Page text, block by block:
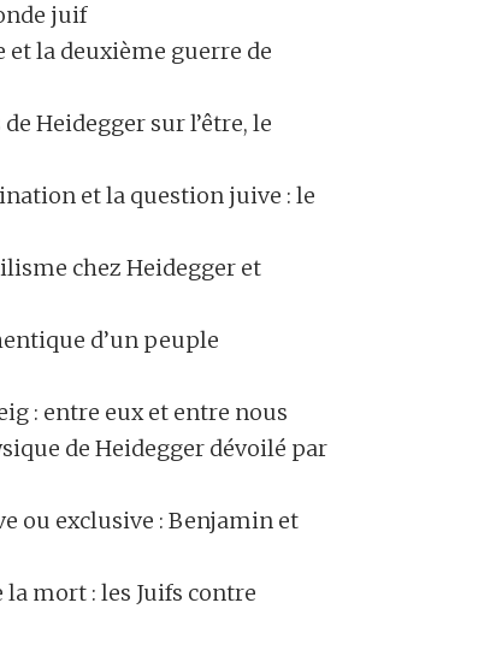
juif
et la deuxième guerre de
Heidegger sur l’être, le
et la question juive : le
chez Heidegger et
d’un peuple
: entre eux et entre nous
de Heidegger dévoilé par
ou exclusive : Benjamin et
mort : les Juifs contre